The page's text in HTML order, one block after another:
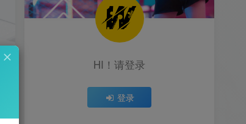
HI！请登录
登录